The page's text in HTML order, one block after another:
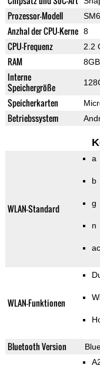
Prozessor-Modell
Anzhal der CPU-Kerne 8
CPU-Frequenz 2.2
RAM
Interne
Speichergröße
Speicherkarten
Betriebssystem
WLAN-Standard
a
b
g
n
ac
WLAN-Funktionen
Bluetooth Version